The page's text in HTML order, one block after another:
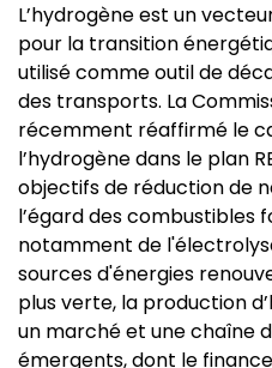
L’hydrogène est un
pour la transition
utilisé comme outil de
des transports. La
récemment réaffirmé le
l’hydrogène dans le plan
objectifs de réduction de
l’égard des combustibles
notamment de
sources d'énergies
plus verte, la production
un marché et une chaîne
émergents, dont le